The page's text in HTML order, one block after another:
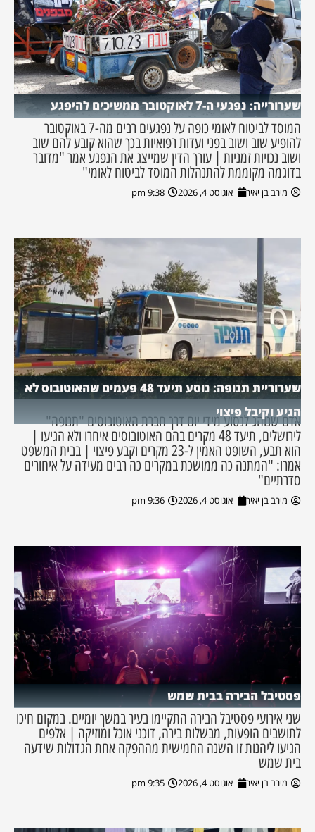
שערורייה: נפגעי ה-7 לאוקטובר ממשיכים להיפגע
המוסד לביטוח לאומי כופה על נפגעים רבים מה-7 באוקטובר
להופיע שוב ושוב בפני ועדות רפואיות בכך שהוא קובע להם שוב
ושוב נכויות זמניות | עורך הדין שמייצג את הנפגע אמר "מדובר
בדוגמה מקוממת להתנהלות המוסד לביטוח לאומי"
מירב בן יאיר אוגוסט 4, 2026 9:38 pm
שערוריית תנופה: נוסע תיעד 48 פעמים שהאוטובוס לא
הגיע וקיבל פיצוי
אדם שנוהג לנסוע מידי יום דרך חברת האוטובוסים "תנופה"
לירושלים, תיעד 48 מקרים בהם האוטובוסים איחרו ולא הגיעו |
הוא תבע, השופט האמין ל-23 מקרים וקבע פיצוי | בבית המשפט
אמרו: "המתנה כה ממושכת במקרים כה רבים מעידה על איחורים
סדרתיים"
מירב בן יאיר אוגוסט 4, 2026 9:36 pm
פסטיבל הבירה בבית שמש
שני אירועי פסטיבל הבירה התקיימו בעיר במשך יומיים. במקום חיכו
לתושבים הופעות, מבשלות בירה, דוכני אוכל ומוזיקה | אלפים
הגיעו ליהנות זו השנה החמישית מההפקה אחת הגדולות שידעה
בית שמש
מירב בן יאיר אוגוסט 4, 2026 9:35 pm